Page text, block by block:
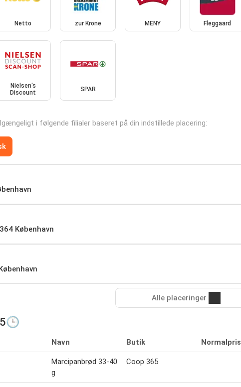
Netto zur Krone MENY Fleggaard
Nielsen's
Discount
SPAR
i følgende filialer baseret på din indstillede placering:
København
Alle placeringer
Navn Butik Normalpris
Marcipanbrød 33-40
g
Coop 365